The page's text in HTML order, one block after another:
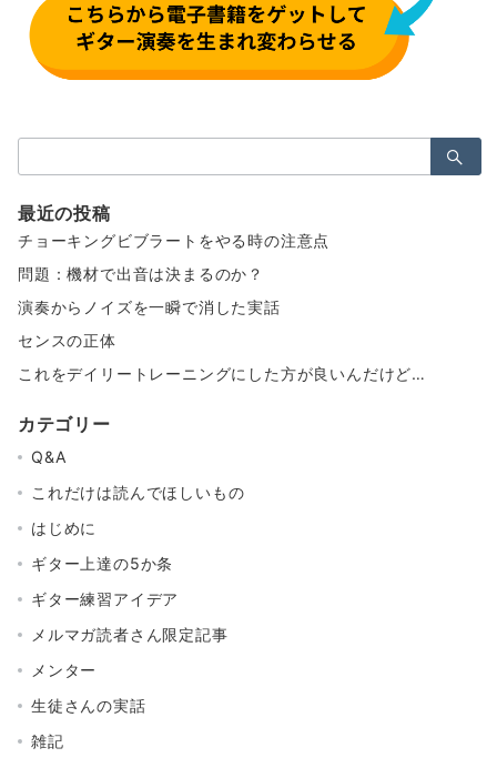
索：
最近の投稿
チョーキングビブラートをやる時の注意点
問題：機材で出音は決まるのか？
演奏からノイズを一瞬で消した実話
センスの正体
これをデイリートレーニングにした方が良いんだけど…
カテゴリー
Q&A
これだけは読んでほしいもの
はじめに
ギター上達の5か条
ギター練習アイデア
メルマガ読者さん限定記事
メンター
生徒さんの実話
雑記